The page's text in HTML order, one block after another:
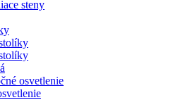
steny
osvetlenie